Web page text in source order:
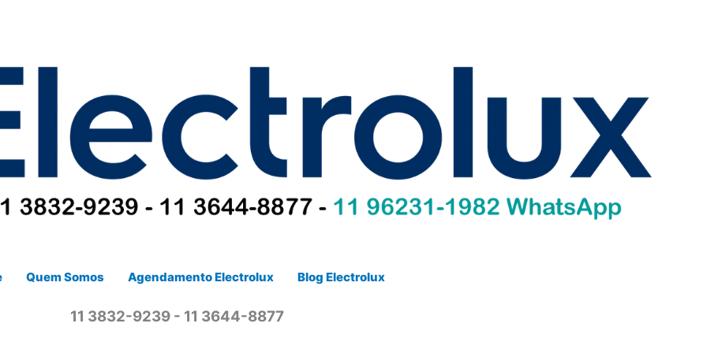
Quem Somos Agendamento Electrolux Blog Electrolux
11 3832-9239 - 11 3644-8877